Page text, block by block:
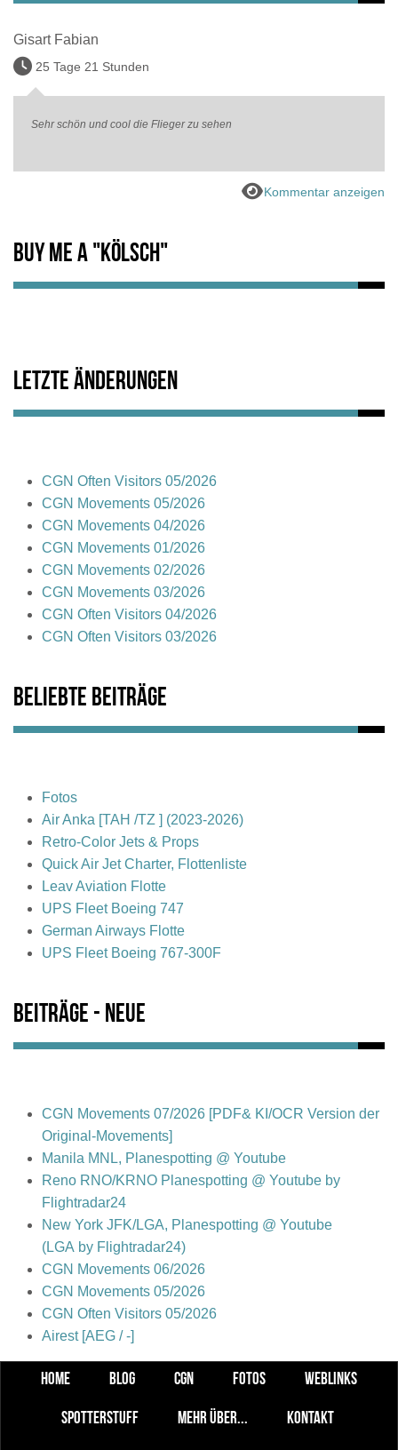
Gisart Fabian
25 Tage 21 Stunden
Sehr schön und cool die Flieger zu sehen
Kommentar anzeigen
Buy me a "Kölsch"
Letzte Änderungen
CGN Often Visitors 05/2026
CGN Movements 05/2026
CGN Movements 04/2026
CGN Movements 01/2026
CGN Movements 02/2026
CGN Movements 03/2026
CGN Often Visitors 04/2026
CGN Often Visitors 03/2026
Beliebte Beiträge
Fotos
Air Anka [TAH /TZ ] (2023-2026)
Retro-Color Jets & Props
Quick Air Jet Charter, Flottenliste
Leav Aviation Flotte
UPS Fleet Boeing 747
German Airways Flotte
UPS Fleet Boeing 767-300F
Beiträge - Neue
CGN Movements 07/2026 [PDF& KI/OCR Version der
Original-Movements]
Manila MNL, Planespotting @ Youtube
Reno RNO/KRNO Planespotting @ Youtube by
Flightradar24
New York JFK/LGA, Planespotting @ Youtube
(LGA by Flightradar24)
CGN Movements 06/2026
CGN Movements 05/2026
CGN Often Visitors 05/2026
Airest [AEG / -]
HOME BLOG CGN FOTOS WEBLINKS
SPOTTERSTUFF MEHR ÜBER... KONTAKT